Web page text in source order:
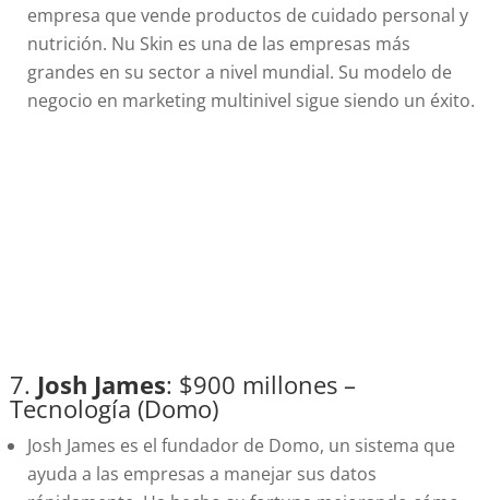
empresa que vende productos de cuidado personal y
nutrición. Nu Skin es una de las empresas más
grandes en su sector a nivel mundial. Su modelo de
negocio en marketing multinivel sigue siendo un éxito.
7. Josh James: $900 millones –
Tecnología (Domo)
Josh James es el fundador de Domo, un sistema que
ayuda a las empresas a manejar sus datos